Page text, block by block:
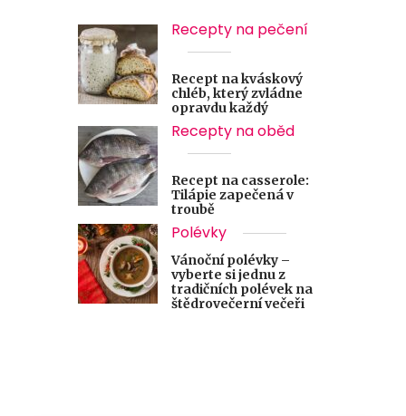
Recepty na pečení
Recept na kváskový
chléb, který zvládne
opravdu každý
Recepty na oběd
Recept na casserole:
Tilápie zapečená v
troubě
Polévky
Vánoční polévky –
vyberte si jednu z
tradičních polévek na
štědrovečerní večeři